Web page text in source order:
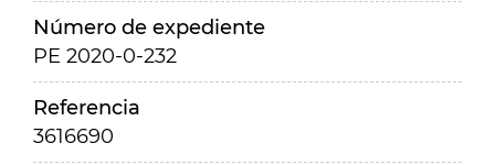
Número de expediente
PE 2020-0-232
Referencia
3616690